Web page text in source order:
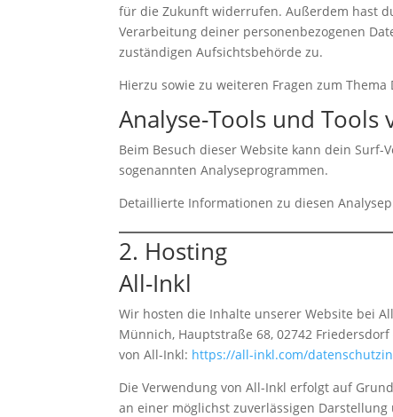
für die Zukunft widerrufen. Außerdem hast
Verarbeitung deiner personenbezogenen
zuständigen Aufsichtsbehörde zu.
Hierzu sowie zu weiteren Fragen zum
Analyse-Tools und
Beim Besuch dieser Website kann dein
sogenannten Analyseprogrammen.
Detaillierte Informationen zu diesen
2. Hosting
All-Inkl
Wir hosten die Inhalte unserer Website bei
Münnich, Hauptstraße 68, 02742
von All-Inkl: https://all-inkl.com/
Die Verwendung von All-Inkl erfolgt auf
an einer möglichst zuverlässigen